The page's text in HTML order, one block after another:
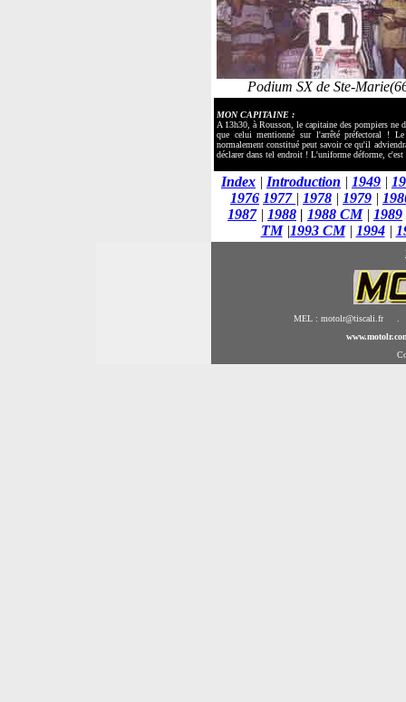
Podium SX de Ste-
MON CAPITAINE :
A 13h30, à Rousson, le capitaine des pompiers ne
que celui mentionné sur l'arrêté préfectoral !
normalement constitué peut savoir ce qu'il
déclarer dans tel endroit ! L'uniforme déforme,
Index | Introduction | 1949 |
1976 1977 | 1978 | 1979 |
1987| 1988 | 1988 CM | 1989
TM |1993 CM | 1994|
MEL : motolr@tiscali.fr .